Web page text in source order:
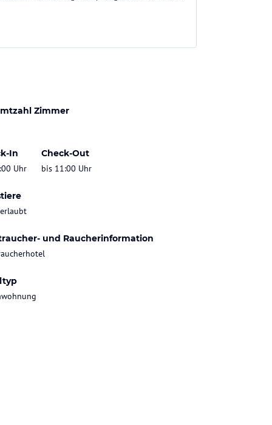
Zimmer
In
Uhr
Check-Out
bis 11:00 Uhr
und Raucherinformation